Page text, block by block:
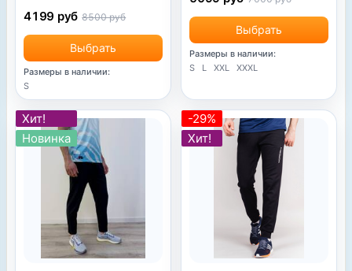
Выбрать
4199 руб 8500 руб
Размеры в наличии:
S
Выбрать
Размеры в наличии:
S
L XXL XXXL
Хит!
Новинка
-29%
Хит!